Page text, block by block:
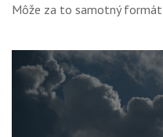
Môže za to samotný